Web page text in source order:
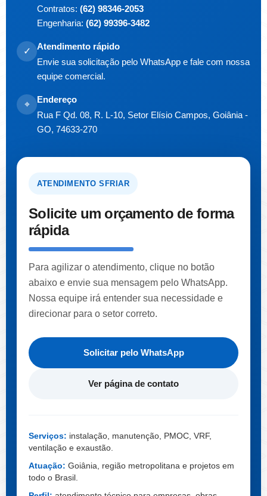
Contratos: (62) 98346-2053
Engenharia: (62) 99396-3482
✓
Atendimento rápido
Envie sua solicitação pelo WhatsApp e fale com nossa
equipe comercial.
⌖
Endereço
Rua F Qd. 08, R. L-10, Setor Elísio Campos, Goiânia -
GO, 74633-270
ATENDIMENTO SFRIAR
Solicite um orçamento de forma
rápida
Para agilizar o atendimento, clique no botão
abaixo e envie sua mensagem pelo WhatsApp.
Nossa equipe irá entender sua necessidade e
direcionar para o setor correto.
Solicitar pelo WhatsApp
Ver página de contato
Serviços: instalação, manutenção, PMOC, VRF,
ventilação e exaustão.
Atuação: Goiânia, região metropolitana e projetos em
todo o Brasil.